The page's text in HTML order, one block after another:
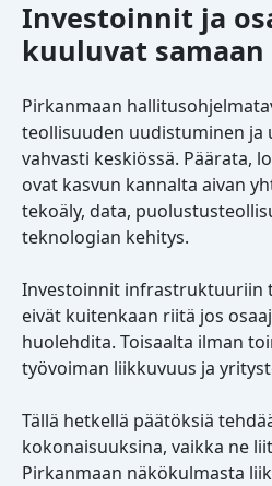
Investoinnit ja
kuuluvat
Pirkanmaan
teollisuuden uudistuminen
vahvasti keskiössä. Päärata,
ovat kasvun kannalta aivan
tekoäly, data,
teknologian kehitys.
Investoinnit infrastruktuuriin
eivät kuitenkaan riitä jos
huolehdita. Toisaalta ilman
työvoiman liikkuvuus ja
Tällä hetkellä päätöksiä
kokonaisuuksina, vaikka ne
Pirkanmaan näkökulmasta